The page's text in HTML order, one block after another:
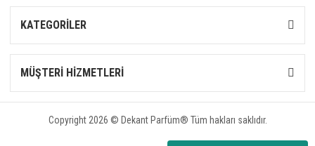
KATEGORİLER
MÜŞTERİ HİZMETLERİ
Copyright 2026 © Dekant Parfüm® Tüm hakları saklıdır.